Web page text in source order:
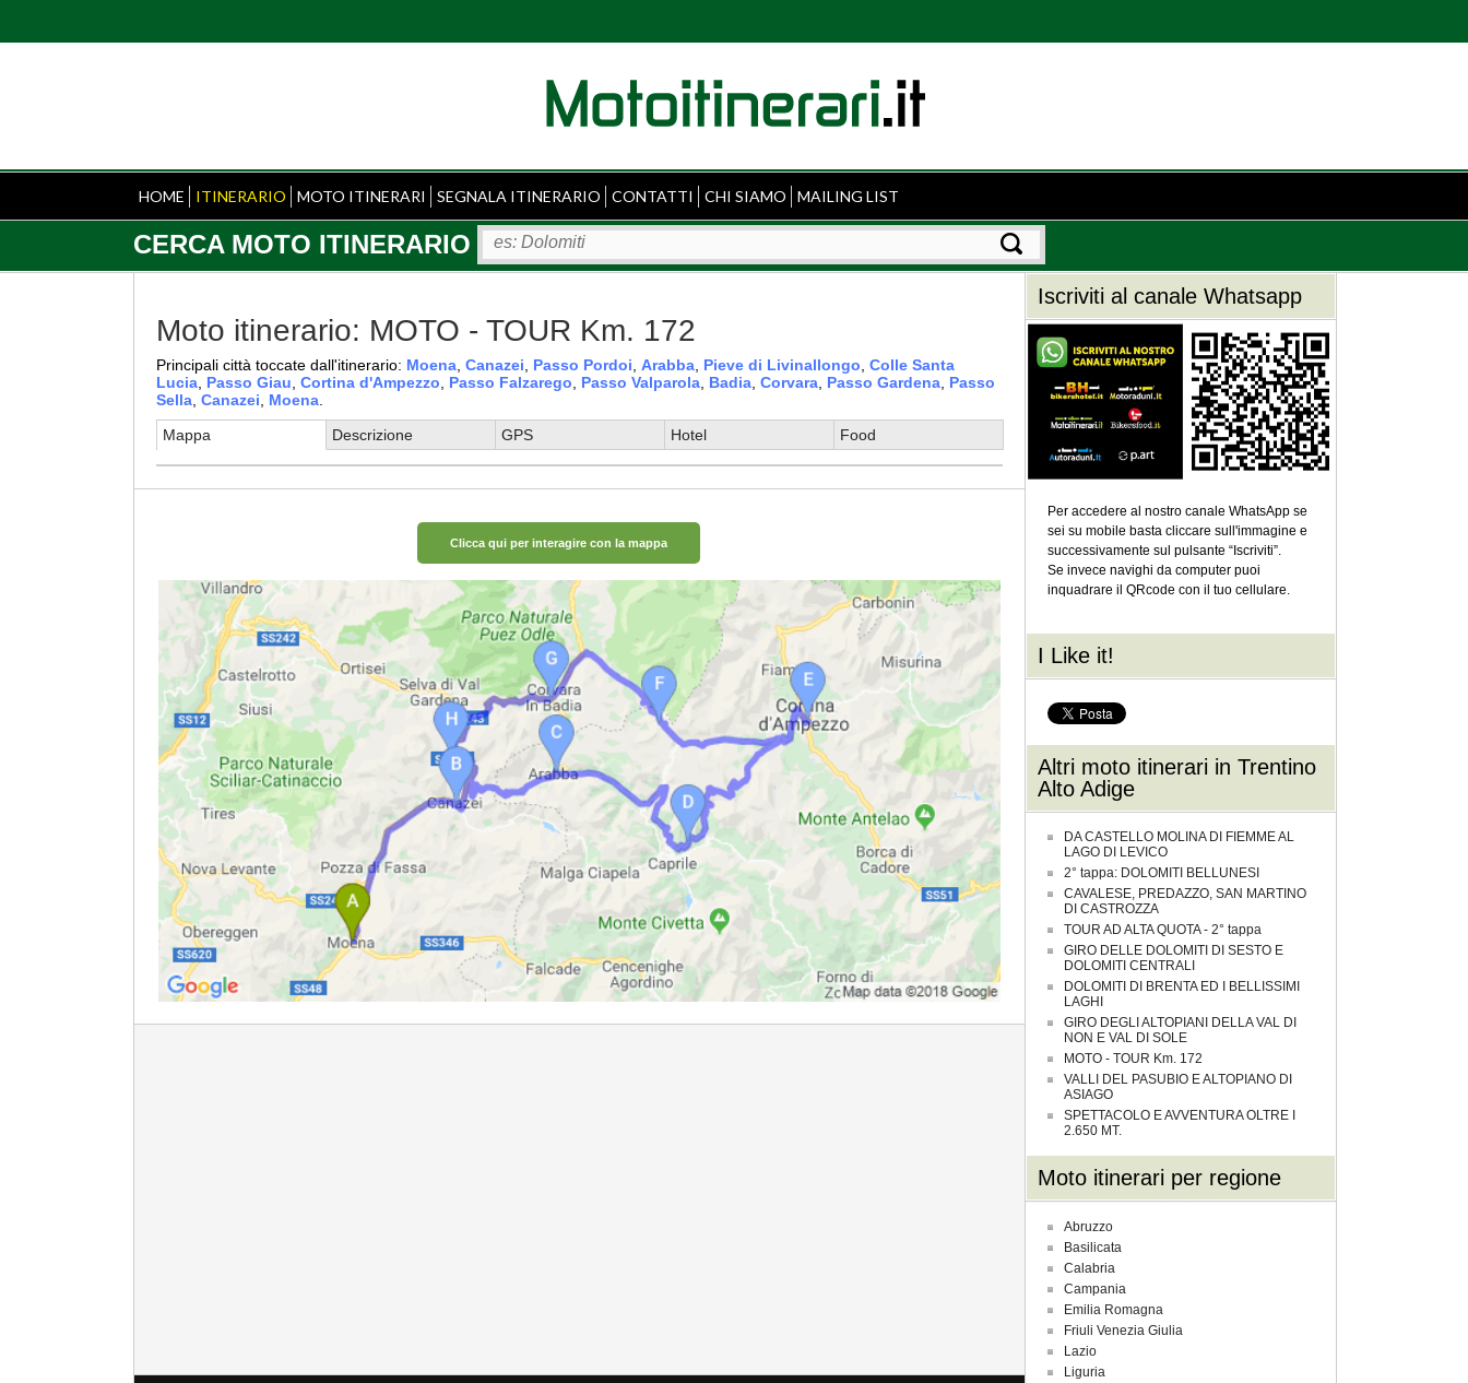
HOME ITINERARIO MOTO ITINERARI SEGNALA ITINERARIO CONTATTI CHI SIAMO MAILING LIST
CERCA MOTO ITINERARIO
Moto itinerario: MOTO - TOUR Km. 172
Principali città toccate dall'itinerario: Moena Canazei Passo Pordoi Arabba Pieve di Livinallongo Colle Santa
Lucia Passo Giau Cortina d'Ampezzo Passo Falzarego Passo Valparola Badia Corvara Passo Gardena Passo
Sella Canazei Moena
Mappa
Descrizione GPS Hotel Food
Clicca qui per interagire con la mappa
Iscriviti al canale Whatsapp
Per accedere al nostro canale WhatsApp se
sei su mobile basta cliccare sull'immagine e
successivamente sul pulsante “Iscriviti”.
Se invece navighi da computer puoi
inquadrare il QRcode con il tuo cellulare.
I Like it!
Altri moto itinerari in Trentino
Alto Adige
DA CASTELLO MOLINA DI FIEMME AL
LAGO DI LEVICO
2° tappa: DOLOMITI BELLUNESI
CAVALESE, PREDAZZO, SAN MARTINO
DI CASTROZZA
TOUR AD ALTA QUOTA - 2° tappa
GIRO DELLE DOLOMITI DI SESTO E
DOLOMITI CENTRALI
DOLOMITI DI BRENTA ED I BELLISSIMI
LAGHI
GIRO DEGLI ALTOPIANI DELLA VAL DI
NON E VAL DI SOLE
MOTO - TOUR Km. 172
VALLI DEL PASUBIO E ALTOPIANO DI
ASIAGO
SPETTACOLO E AVVENTURA OLTRE I
2.650 MT.
Moto itinerari per regione
Abruzzo
Basilicata
Calabria
Campania
Emilia Romagna
Friuli Venezia Giulia
Lazio
Liguria